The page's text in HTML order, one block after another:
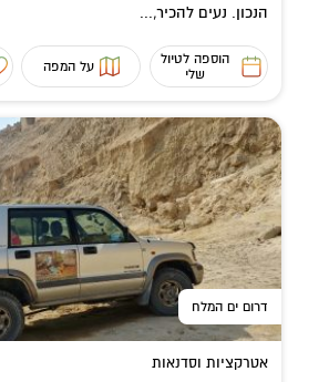
הנכון. נעים להכיר,...
הוספה לטיול
שלי
על המפה
דרום ים המלח
אטרקציות וסדנאות